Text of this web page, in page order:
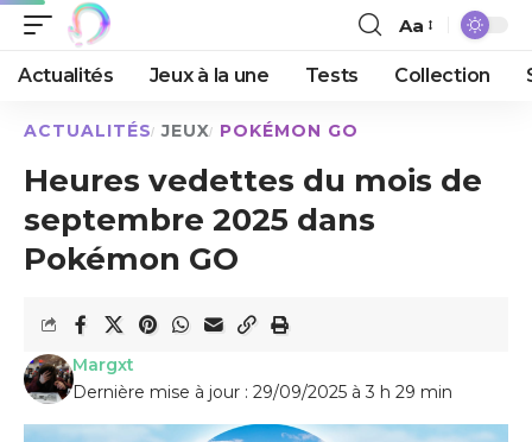
Aa
Actualités Jeux à la une Tests Collection
ACTUALITÉS JEUX POKÉMON GO
Heures vedettes du mois de
septembre 2025 dans
Pokémon GO
Dernière mise à jour : 29/09/2025 à 3 h 29 min
Margxt